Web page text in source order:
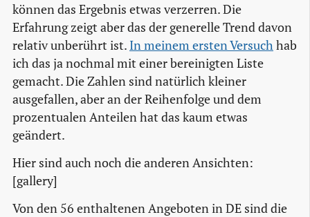
können das Ergebnis etwas verzerren. Die
Erfahrung zeigt aber das der generelle Trend davon
relativ unberührt ist. In meinem ersten Versuchhab
ich das ja nochmal mit einer bereinigten Liste
gemacht. Die Zahlen sind natürlich kleiner
ausgefallen, aber an der Reihenfolge und dem
prozentualen Anteilen hat das kaum etwas
geändert.
Hier sind auch noch die anderen Ansichten:
[gallery]
Von den 56 enthaltenen Angeboten in DE sind die